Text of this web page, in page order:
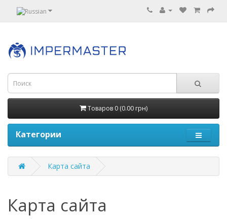
Товаров 0 (0.00 грн)
Категории
Карта сайта
Карта сайта